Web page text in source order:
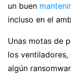
un buen
incluso en el
Unas motas de
los
algún